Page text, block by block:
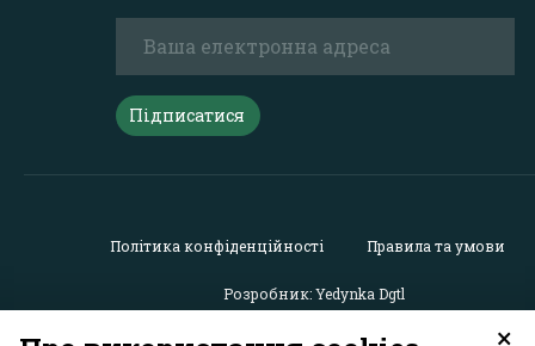
Підписатися
Політика конфіденційності Правила та умови
Розробник: Yedynka Dgtl
×